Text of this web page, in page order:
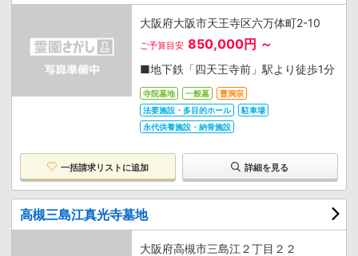
大阪府大阪市天王寺区六万体町2-10
ご予算目安 850,000円 ～
■地下鉄「四天王寺前」駅より徒歩1分
寺院墓地 一般墓
曹洞宗
法要施設・多目的ホール
駐車場
永代供養施設・納骨施設
一括請求リストに追加 詳細を見る
高槻三島江真光寺墓地
大阪府高槻市三島江２丁目２２